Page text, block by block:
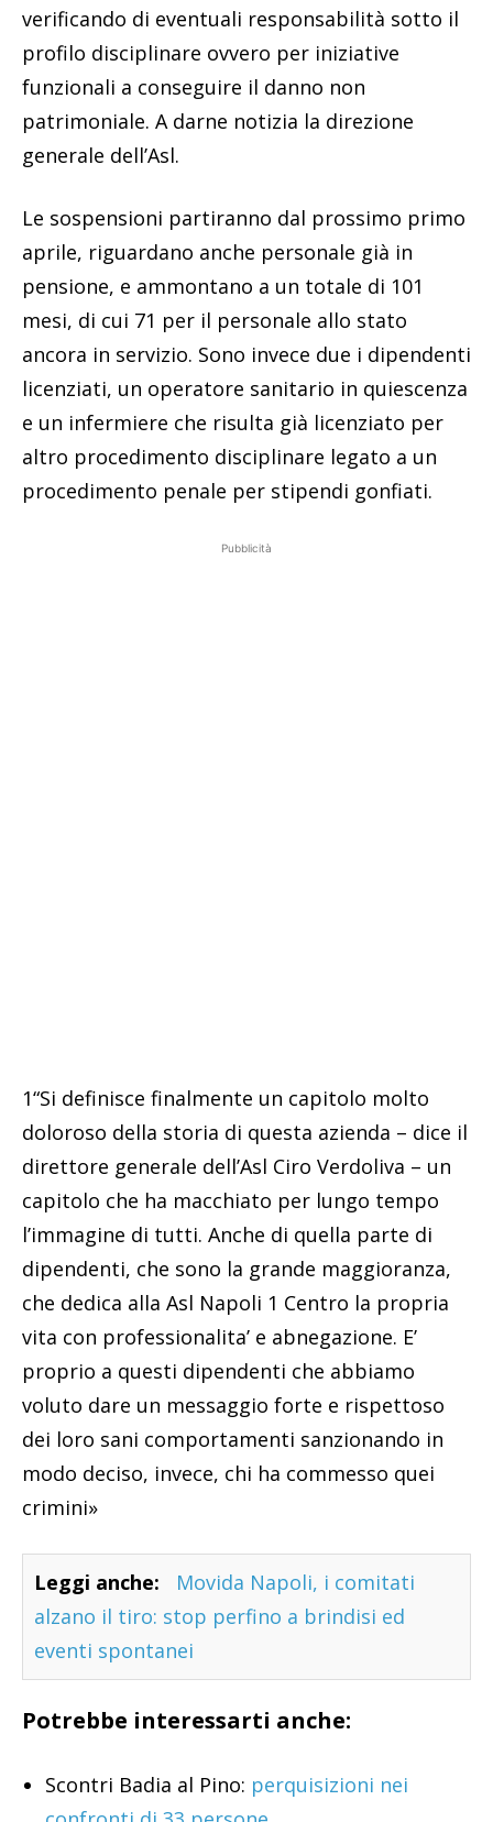
verificando di eventuali responsabilità sotto il
profilo disciplinare ovvero per iniziative
funzionali a conseguire il danno non
patrimoniale. A darne notizia la direzione
generale dell’Asl.
Le sospensioni partiranno dal prossimo primo
aprile, riguardano anche personale già in
pensione, e ammontano a un totale di 101
mesi, di cui 71 per il personale allo stato
ancora in servizio. Sono invece due i dipendenti
licenziati, un operatore sanitario in quiescenza
e un infermiere che risulta già licenziato per
altro procedimento disciplinare legato a un
procedimento penale per stipendi gonfiati.
Pubblicità
1“Si definisce finalmente un capitolo molto
doloroso della storia di questa azienda – dice il
direttore generale dell’Asl Ciro Verdoliva – un
capitolo che ha macchiato per lungo tempo
l’immagine di tutti. Anche di quella parte di
dipendenti, che sono la grande maggioranza,
che dedica alla Asl Napoli 1 Centro la propria
vita con professionalita’ e abnegazione. E’
proprio a questi dipendenti che abbiamo
voluto dare un messaggio forte e rispettoso
dei loro sani comportamenti sanzionando in
modo deciso, invece, chi ha commesso quei
crimini»
Leggi anche:
Movida Napoli, i comitati
alzano il tiro: stop perfino a brindisi ed
eventi spontanei
Potrebbe interessarti anche:
Scontri Badia al Pino: perquisizioni nei